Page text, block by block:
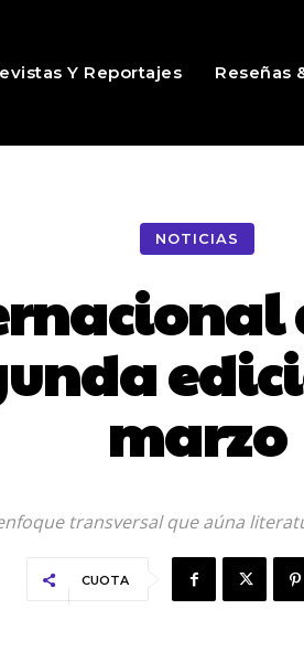
Y Reportajes Reseñas
NOTICIAS
marzo
transversal que aúna
CUOTA